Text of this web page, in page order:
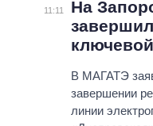
11:11
На
В МАГАТЭ
завершении
линии